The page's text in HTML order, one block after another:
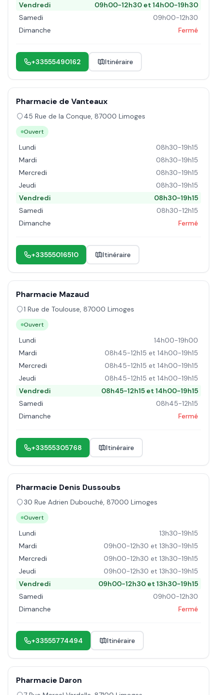
Vendredi
09h00-12h30 et 14h00-19h30
Samedi
09h00-12h30
Dimanche
Fermé
+33555490162 Itinéraire
Pharmacie de Vanteaux
45 Rue de la Conque, 87000 Limoges
Ouvert
Lundi
08h30-19h15
Mardi
08h30-19h15
Mercredi
08h30-19h15
Jeudi
08h30-19h15
Vendredi
08h30-19h15
Samedi
08h30-12h15
Dimanche
Fermé
+33555016510 Itinéraire
Pharmacie Mazaud
1 Rue de Toulouse, 87000 Limoges
Ouvert
Lundi
14h00-19h00
Mardi
08h45-12h15 et 14h00-19h15
Mercredi
08h45-12h15 et 14h00-19h15
Jeudi
08h45-12h15 et 14h00-19h15
Vendredi
08h45-12h15 et 14h00-19h15
Samedi
08h45-12h15
Dimanche
Fermé
+33555305768 Itinéraire
Pharmacie Denis Dussoubs
30 Rue Adrien Dubouché, 87000 Limoges
Ouvert
Lundi
13h30-19h15
Mardi
09h00-12h30 et 13h30-19h15
Mercredi
09h00-12h30 et 13h30-19h15
Jeudi
09h00-12h30 et 13h30-19h15
Vendredi
09h00-12h30 et 13h30-19h15
Samedi
09h00-12h30
Dimanche
Fermé
+33555774494 Itinéraire
Pharmacie Daron